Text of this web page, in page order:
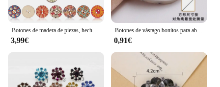
Botones de madera de piezas, hechos a mano, variados botones circulares retro de punto, 100
3,99€
Botones de vástago bonitos para abrigo, accesorios de ropa con patrón lujoso, grande, 21/25mm, 1/5/10/20 piezas
0,91€